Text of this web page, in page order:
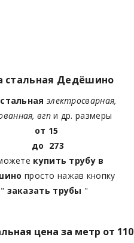
стальная Дедёшино
электросварная,
вгпи др. размеры
от 15
до 273
купить трубу в
просто нажав кнопку
" заказать трубы "
цена за метр от 110